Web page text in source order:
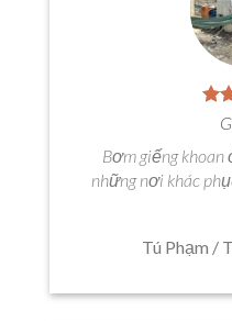
Bơm giếng khoan
những nơi khác
Tú Phạm /